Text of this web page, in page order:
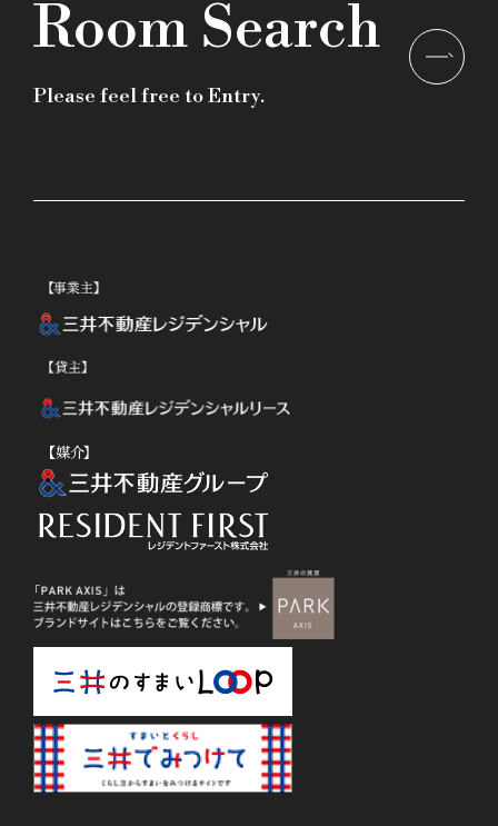
Room Search
Please feel free to Entry.